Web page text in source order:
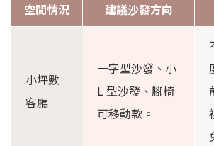
空間情況 建議沙發方向
小坪數
客廳
一字型沙發、小
L 型沙發、腳椅
可移動款。